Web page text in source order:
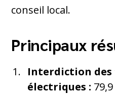
conseil local.
Principaux
Interdiction
électriques :